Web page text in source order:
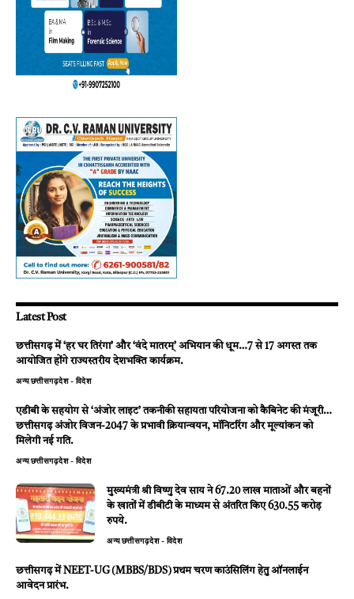
Latest Post
छत्तीसगढ़ में ‘हर घर तिरंगा’ और ‘वंदे मातरम्’ अभियान की धूम…7 से 17 अगस्त तक
आयोजित होंगे राज्यस्तरीय देशभक्ति कार्यक्रम.
अन्यछत्तीसगढ़देश - विदेश
एडीबी के सहयोग से ‘अंजोर लाइट’ तकनीकी सहायता परियोजना को कैबिनेट की मंजूरी…
छत्तीसगढ़ अंजोर विजन-2047 के प्रभावी क्रियान्वयन, मॉनिटरिंग और मूल्यांकन को
मिलेगी नई गति.
अन्यछत्तीसगढ़देश - विदेश
मुख्यमंत्री श्री विष्णु देव साय ने 67.20 लाख माताओं और बहनों
के खातों में डीबीटी के माध्यम से अंतरित किए 630.55 करोड़
रुपये.
अन्यछत्तीसगढ़देश - विदेश
छत्तीसगढ़ में NEET-UG (MBBS/BDS) प्रथम चरण काउंसिलिंग हेतु ऑनलाईन
आवेदन प्रारंभ.